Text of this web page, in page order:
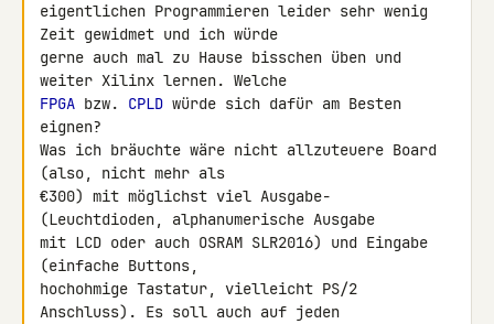
eigentlichen Programmieren leider sehr wenig
Zeit gewidmet und ich würde
gerne auch mal zu Hause bisschen üben und
FPGA bzw. CPLD würde sich dafür am Besten
eignen?
Was ich bräuchte wäre nicht allzuteuere Board
(also, nicht mehr als
€300) mit möglichst viel Ausgabe-
(Leuchtdioden, alphanumerische Ausgabe
mit LCD oder auch OSRAM SLR2016) und Eingabe
(einfache Buttons,
hochohmige Tastatur, vielleicht PS/2
Anschluss). Es soll auch auf jeden